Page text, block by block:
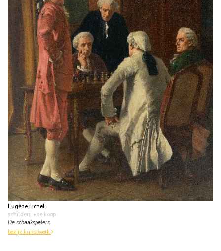
Eugène Fichel
schilderij • te koop
De schaakspelers
bekijk kunstwerk